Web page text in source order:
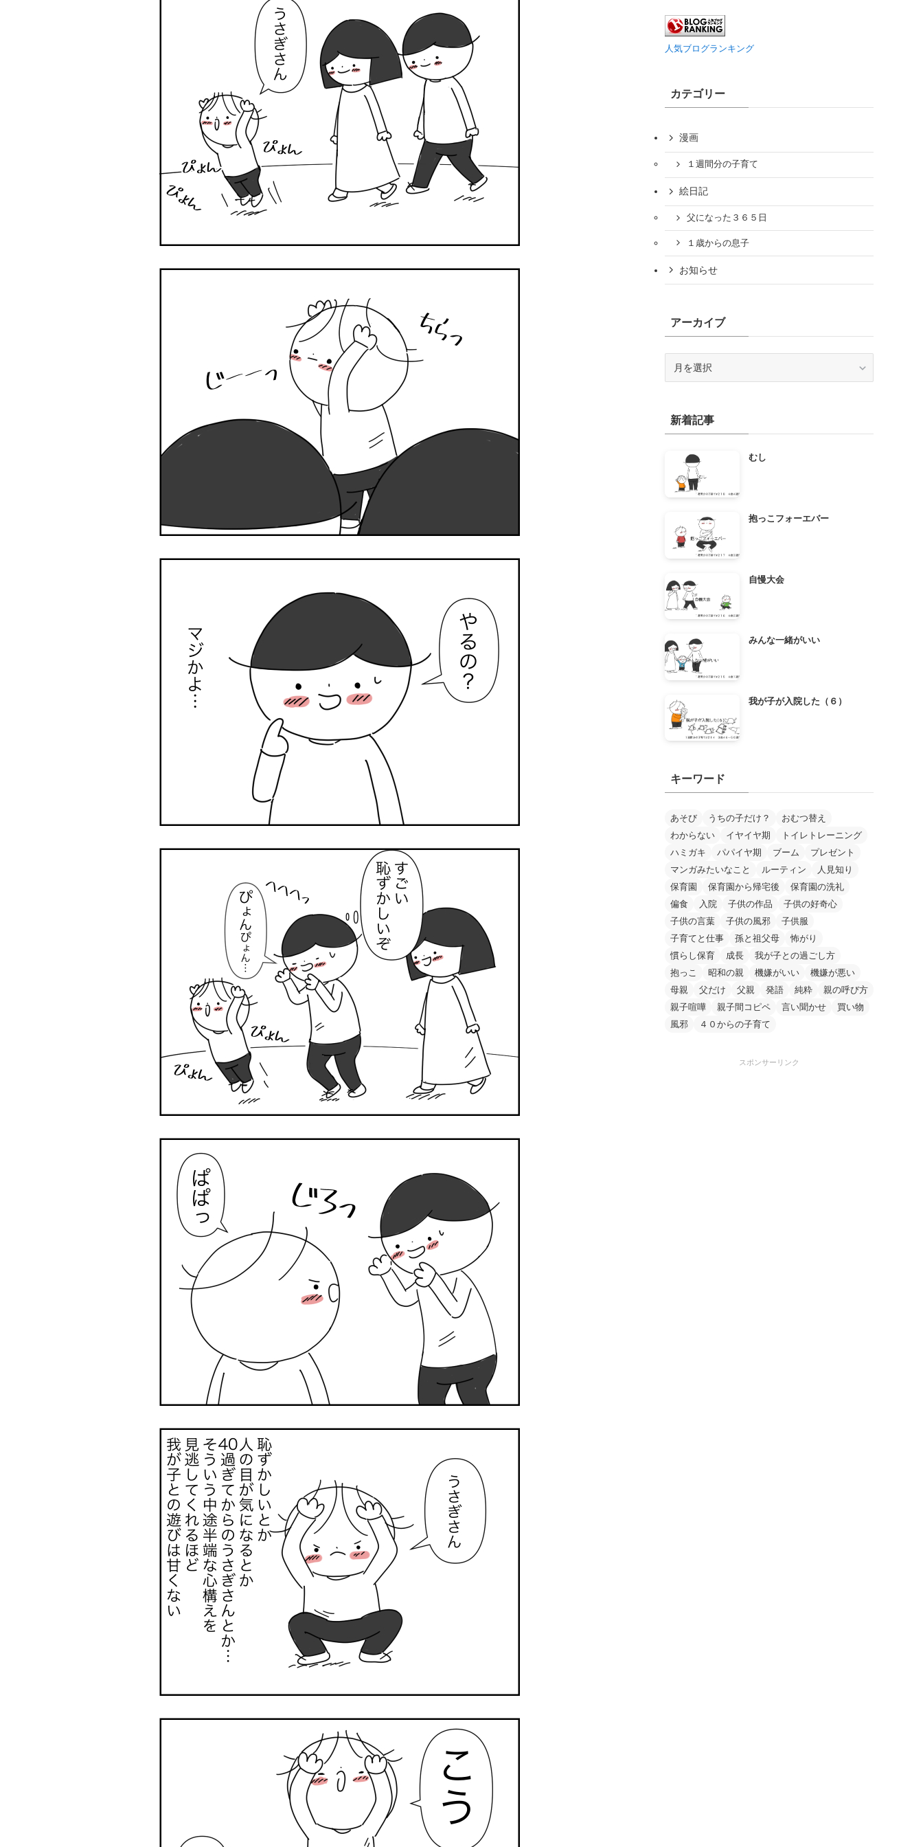
人気ブログランキング
カテゴリー
漫画
１週間分の子育て
絵日記
父になった３６５日
１歳からの息子
お知らせ
アーカイブ
ブ新着記事
むし
抱っこフォーエバー
自慢大会
みんな一緒がいい
我が子が入院した（６）
キーワード
あそび うちの子だけ？
おむつ替え
わからない
イヤイヤ期
トイレトレーニング
ハミガキ
パパイヤ期 ブーム
プレゼント
マンガみたいなこと
ルーティン
人見知り
保育園
保育園から帰宅後
保育園の洗礼
偏食
入院 子供の作品
子供の好奇心
子供の言葉
子供の風邪
子供服
子育てと仕事
孫と祖父母
怖がり
慣らし保育
成長
我が子との過ごし方
抱っこ
昭和の親 機嫌がいい
機嫌が悪い
母親
父だけ 父親 発語 純粋
親の呼び方
親子喧嘩
親子間コピペ 言い聞かせ
買い物
風邪
４０からの子育て
スポンサーリンク